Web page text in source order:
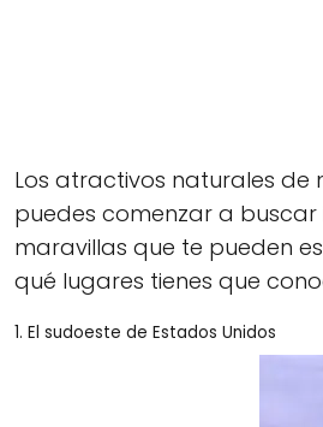
Los atractivos naturales de
puedes comenzar a
maravillas que te pueden
qué lugares tienes que
1. El sudoeste de Estados Unidos